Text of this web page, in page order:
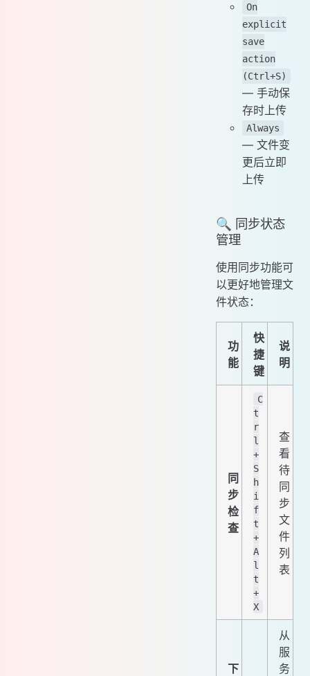
On
explicit
save
action
(Ctrl+S)
— 手动保
存时上传
Always
— 文件变
更后立即
上传
🔍 同步状态
管理
使用同步功能可
以更好地管理文
件状态：
功
能
快
捷
键
说
明
同
步
检
查
C
t
r
l
+
S
h
i
f
t
+
A
l
t
+
X
查
看
待
同
步
文
件
列
表
下
从
服
务